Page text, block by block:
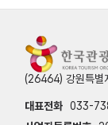
(26464) 강원특별
대표전화 033-